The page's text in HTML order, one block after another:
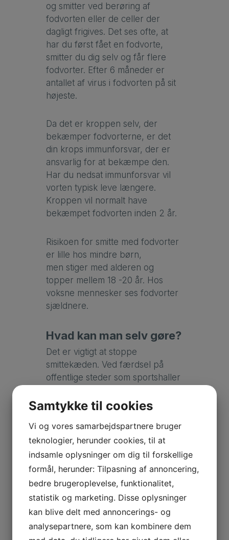
og smitter ved berøring af
fodvorten eller de celler der
dagligt frigives. Det ses ofte, at
har du først fået en fodvorte,
smitter du dig selv og får flere
fodvorter. Efter 6 måneder er
antallet af virus i fodvorten på sit
højeste.
Da det er kroppen selv, der
bekæmper fodvorterne, er det
din krops immunforsvar, der er
ansvarlig for at bekæmpe den.
Har du nedsat immunforsvar vil
vorten typisk leve længere.
Kroppen vil normalt have
bekæmpet fodvorten inden 2 år.
Risikoen for smitte med fodvorter
er lille hos mindre børn,
men stiger med alderen og
topper mellem 18 -20 år. Hos
voksne mennesker ses fodvorter
sjældnere.
Hvad kan man selv gøre?
Det er vigtigt at stoppe
smittekæden. Ved færdsel på
offentlige steder som sportshaller
benytte badesandaler eller andet
fodtøj.
Undgå endvidere at kradse i
fodvorten, da der kan komme
virus under neglene, som senere
kan smitte andre steder på
kroppen.
Behandling af fodvorter
Samtykke til cookies
Vi og vores samarbejdspartnere bruger
teknologier, herunder cookies, til at
indsamle oplysninger om dig til forskellige
formål, herunder: Tilpasning af annoncering,
bedre brugeroplevelse, funktionalitet,
statistik og marketing. Disse oplysninger
kan blive delt med annoncerings- og
analysepartnere, som kan kombinere dem